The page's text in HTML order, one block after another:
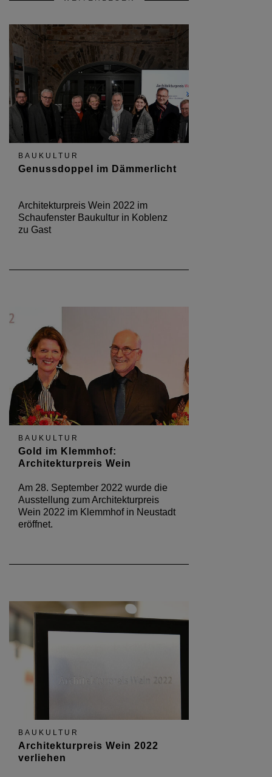
BAUKULTUR
Genussdoppel im Dämmerlicht
Architekturpreis Wein 2022 im
Schaufenster Baukultur in Koblenz
zu Gast
BAUKULTUR
Gold im Klemmhof:
Architekturpreis Wein
Am 28. September 2022 wurde die
Ausstellung zum Architekturpreis
Wein 2022 im Klemmhof in Neustadt
eröffnet.
BAUKULTUR
Architekturpreis Wein 2022
verliehen